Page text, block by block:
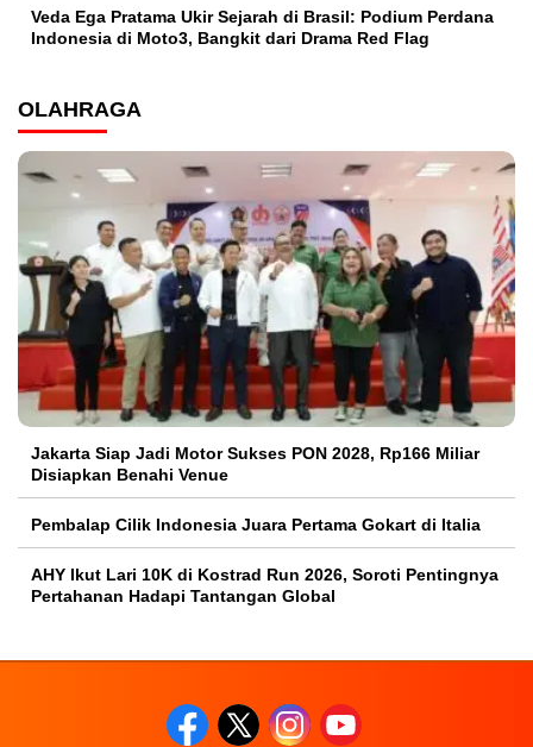
Veda Ega Pratama Ukir Sejarah di Brasil: Podium Perdana
Indonesia di Moto3, Bangkit dari Drama Red Flag
OLAHRAGA
Jakarta Siap Jadi Motor Sukses PON 2028, Rp166 Miliar
Disiapkan Benahi Venue
Pembalap Cilik Indonesia Juara Pertama Gokart di Italia
AHY Ikut Lari 10K di Kostrad Run 2026, Soroti Pentingnya
Pertahanan Hadapi Tantangan Global